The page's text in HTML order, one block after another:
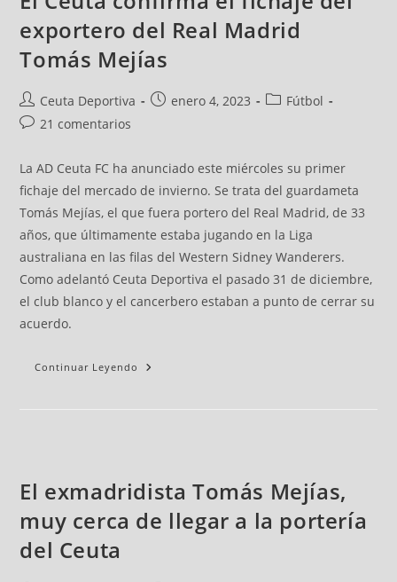
exportero del Real Madrid
Tomás Mejías
Ceuta Deportiva enero 4, 2023
Fútbol
21 comentarios
La AD Ceuta FC ha anunciado este miércoles su primer
fichaje del mercado de invierno. Se trata del guardameta
Tomás Mejías, el que fuera portero del Real Madrid, de 33
años, que últimamente estaba jugando en la Liga
australiana en las filas del Western Sidney Wanderers.
Como adelantó Ceuta Deportiva el pasado 31 de diciembre,
el club blanco y el cancerbero estaban a punto de cerrar su
acuerdo.
Continuar Leyendo
El exmadridista Tomás Mejías,
muy cerca de llegar a la portería
del Ceuta